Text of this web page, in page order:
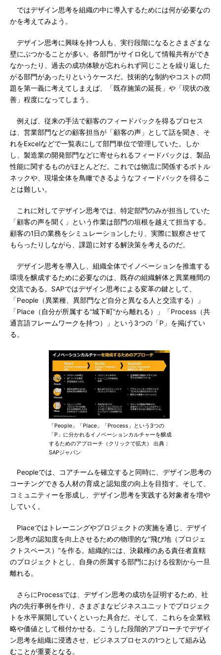
ではデザイン思考を組織の中に導入するためには何が必要なの
かを考えてみよう。
デザイン思考に興味を持つ人も、実行段階になるとさまざまな
壁にぶつかることが多い。各部門がサイロ化して情報共有ができ
なかったり、過去の成功体験が忘れられず同じことを繰り返した
がる部門があったりというケースだ。技術的な制約やコストの問
題を第一義に考えてしまえば、「既存施策の延長」や「現状の改
善」程度になってしまう。
例えば、従来の手法で顧客のフィードバックを得るプロセス
は、営業部門などの顧客担当が「顧客の声」として話を聞き、そ
れをExcelなどで一覧表にして部門単位で管理していた。しか
し、製造業の開発部門などに寄せられるフィードバックは、製品
性能に関するものがほとんどだ。これでは物流に関係するボトル
ネックや、現場全体を鳥瞰できるようなフィードバックを得るこ
とは難しい。
これに対してデザイン思考では、特定部門のみが担当していた
「顧客の声を聞く」という作業は部門の垣根を越えて担当する。
顧客の1日の業務をシミュレーションしたり、実際に観察させて
もらったりしながら、課題に対する解決策を考えるのだ。
デザイン思考を導入し、組織全体でイノベーションを推進する
環境を醸成するために必要なのは、既存の組織解体と異業種間の
交流である。SAPではデザイン思考による変革の鍵として、
「People（異業種、異部門など自分と異なる人と交流する）」
「Place（自分が所属する“城下町”から離れる）」「Process（共
通言語フレームワークを持つ）」という3つの「P」を掲げてい
る。
「People」「Place」「Process」という3つの
「P」に分かれるイノベーションカルチャーを醸成
するためのアプローチ（クリックで拡大） 出典：
SAPジャパン
Peopleでは、コアチームを確立すると同時に、デザイン思考の
コーチングできる人材の育成と認知度の向上を目指す。そして、
コミュニティーを形成し、デザイン思考を実践する対象者を増や
していく。
Placeではトレーニングやプロジェクトの実施を通じ、デザイ
ン思考の認知度を向上させるための物理的な“飛び地（プロジェ
クトスペース）”を作る。組織的には、決裁権のある責任者直轄
のプロジェクトとし、自身の所属する部門における役割から一旦
離れる。
さらにProcessでは、デザイン思考の成功を証明するため、社
内の先行事例を作り、さまざまなビジネスユニットでプロジェク
トを水平展開していくといった具合だ。そして、これらを企業戦
略や価値として根付かせる。こうした段階的アプローチでデザイ
ン思考を組織に浸透させ、ビジネスプロセスの1つとして組み込
むことが重要となる。